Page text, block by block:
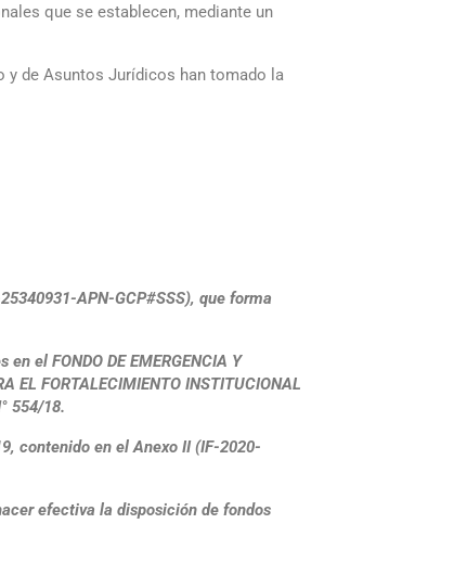
que se establecen, mediante un
y de Asuntos Jurídicos han tomado la
APN-GCP#SSS), que forma
el FONDO DE EMERGENCIA Y
EL FORTALECIMIENTO INSTITUCIONAL
554/18.
contenido en el Anexo II (IF-2020-
efectiva la disposición de fondos